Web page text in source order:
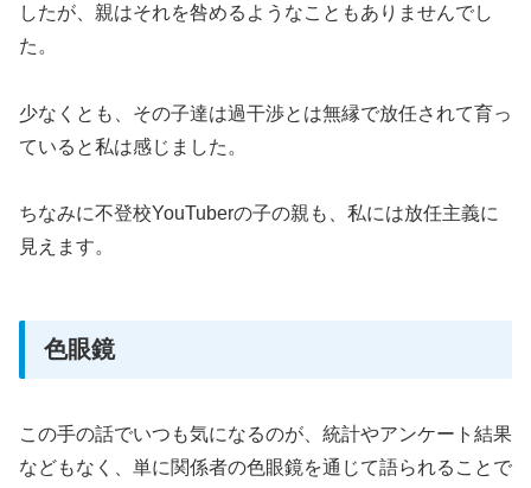
したが、親はそれを咎めるようなこともありませんでし
た。
少なくとも、その子達は過干渉とは無縁で放任されて育っ
ていると私は感じました。
ちなみに不登校YouTuberの子の親も、私には放任主義に
見えます。
色眼鏡
この手の話でいつも気になるのが、統計やアンケート結果
などもなく、単に関係者の色眼鏡を通じて語られることで